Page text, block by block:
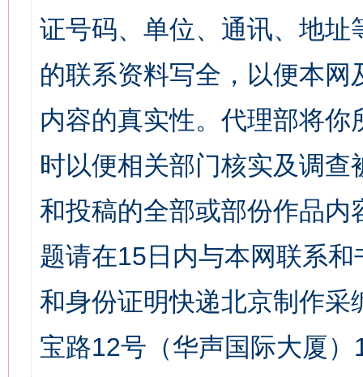
证号码、单位、通讯、地
的联系资料写全，以便本
内容的真实性。代理部将
时以便相关部门核实及调
和投稿的全部或部份作品
题请在15日内与本网联系
和身份证明快递北京制作
宝路12号（华声国际大厦